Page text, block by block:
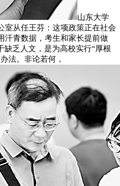
山东大学
室从任王芬：这项政策正在社会
汗青数据，考生和家长提前做
缺乏人文，是为高校实行“厚根
法。非论若何，